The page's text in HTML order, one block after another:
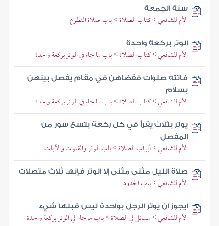
سنة الجمعة
الأم للشافعي > كتاب الصلاة > باب صلاة التطوع
الوتر بركعة واحدة
الأم للشافعي > كتاب الصلاة > باب ما جاء في الوتر بركعة واحدة
فاتته صلوات فقضاهن في مقام يفصل بينهن
بسلام
الأم للشافعي > كتاب الصلاة > باب ما جاء في الوتر بركعة واحدة
يوتر بثلاث يقرأ في كل ركعة بتسع سور من
المفصل
الأم للشافعي > أبواب الصلاة > باب الوتر والقنوت والآيات
صلاة الليل مثنى مثنى إلا الوتر فإنها ثلاث متصلات
الأم للشافعي > باب الحدود
أيجوز أن يوتر الرجل بواحدة ليس قبلها شيء
الأم للشافعي > مسائل في الصلاة > باب ما جاء في الوتر بركعة واحدة